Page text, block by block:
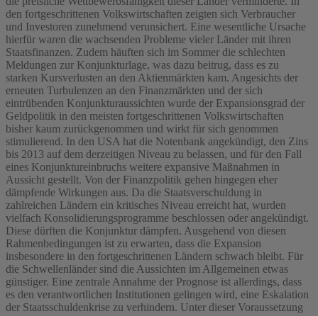
den fortgeschrittenen Volkswirtschaften zeigten sich Verbraucher
und Investoren zunehmend verunsichert. Eine wesentliche Ursache
hierfür waren die wachsenden Probleme vieler Länder mit ihren
Staatsfinanzen. Zudem häuften sich im Sommer die schlechten
Meldungen zur Konjunkturlage, was dazu beitrug, dass es zu
starken Kursverlusten an den Aktienmärkten kam. Angesichts der
erneuten Turbulenzen an den Finanzmärkten und der sich
eintrübenden Konjunkturaussichten wurde der Expansionsgrad der
Geldpolitik in den meisten fortgeschrittenen Volkswirtschaften
bisher kaum zurückgenommen und wirkt für sich genommen
stimulierend. In den USA hat die Notenbank angekündigt, den Zins
bis 2013 auf dem derzeitigen Niveau zu belassen, und für den Fall
eines Konjunktureinbruchs weitere expansive Maßnahmen in
Aussicht gestellt. Von der Finanzpolitik gehen hingegen eher
dämpfende Wirkungen aus. Da die Staatsverschuldung in
zahlreichen Ländern ein kritisches Niveau erreicht hat, wurden
vielfach Konsolidierungsprogramme beschlossen oder angekündigt.
Diese dürften die Konjunktur dämpfen. Ausgehend von diesen
Rahmenbedingungen ist zu erwarten, dass die Expansion
insbesondere in den fortgeschrittenen Ländern schwach bleibt. Für
die Schwellenländer sind die Aussichten im Allgemeinen etwas
günstiger. Eine zentrale Annahme der Prognose ist allerdings, dass
es den verantwortlichen Institutionen gelingen wird, eine Eskalation
der Staatsschuldenkrise zu verhindern. Unter dieser Voraussetzung